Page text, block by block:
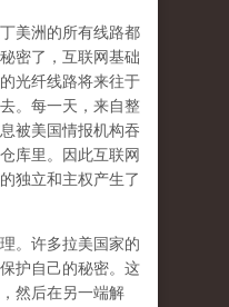
美洲的所有线路都
密了，互联网基础
光纤线路将来往于
。每一天，来自整
被美国情报机构吞
库里。因此互联网
独立和主权产生了
。许多拉美国家的
护自己的秘密。这
然后在另一端解